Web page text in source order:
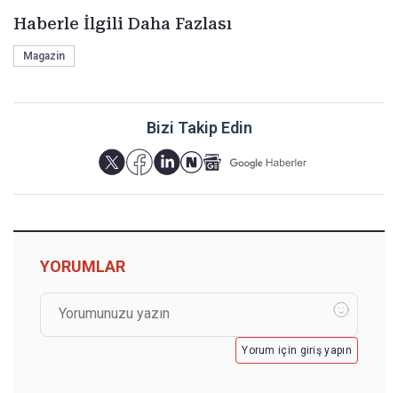
Haberle İlgili Daha Fazlası
Magazin
Bizi Takip Edin
YORUMLAR
Yorum için giriş yapın